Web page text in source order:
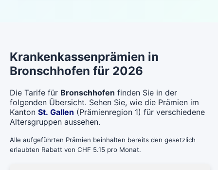
Krankenkassenprämien in
Bronschhofen für 2026
Die Tarife für Bronschhofen finden Sie in der
folgenden Übersicht. Sehen Sie, wie die Prämien im
Kanton St. Gallen (Prämienregion 1) für verschiedene
Altersgruppen aussehen.
Alle aufgeführten Prämien beinhalten bereits den gesetzlich
erlaubten Rabatt von CHF 5.15 pro Monat.